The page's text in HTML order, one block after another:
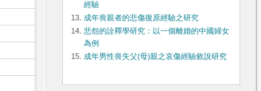
經驗
13. 成年喪親者的悲傷復原經驗之研究
14. 悲怨的詮釋學研究：以一個離婚的中國婦女
為例
15. 成年男性喪失父(母)親之哀傷經驗敘說研究